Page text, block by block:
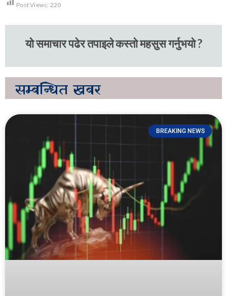
Post Views: 220
यो समाचार पढेर तपाइले कस्तो महसुस गर्नुभयो ?
सम्बन्धित खबर
BREAKING NEWS